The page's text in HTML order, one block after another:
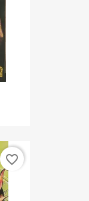
favorite_border